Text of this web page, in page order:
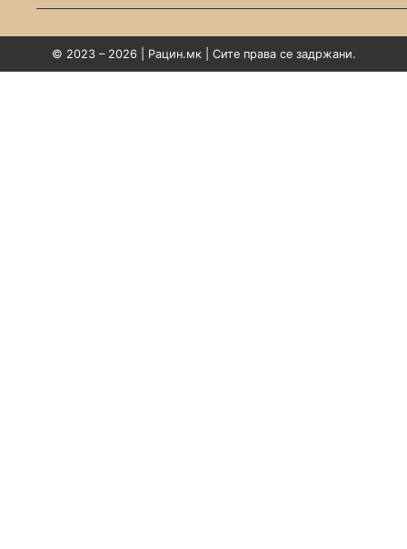
© 2023 – 2026 | Рацин.мк | Сите права се задржани.